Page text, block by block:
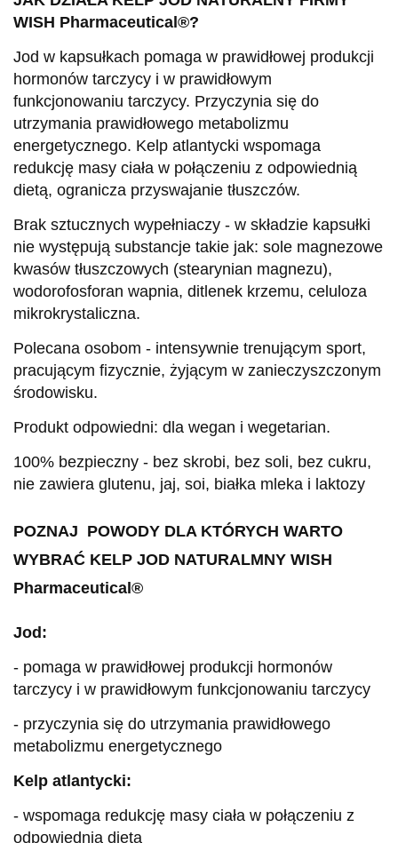
WISH Pharmaceutical®?
Jod w kapsułkach pomaga w prawidłowej produkcji
hormonów tarczycy i w prawidłowym
funkcjonowaniu tarczycy. Przyczynia się do
utrzymania prawidłowego metabolizmu
energetycznego. Kelp atlantycki wspomaga
redukcję masy ciała w połączeniu z odpowiednią
dietą, ogranicza przyswajanie tłuszczów.
Brak sztucznych wypełniaczy - w składzie kapsułki
nie występują substancje takie jak: sole magnezowe
kwasów tłuszczowych (stearynian magnezu),
wodorofosforan wapnia, ditlenek krzemu, celuloza
mikrokrystaliczna.
Polecana osobom - intensywnie trenującym sport,
pracującym fizycznie, żyjącym w zanieczyszczonym
środowisku.
Produkt odpowiedni: dla wegan i wegetarian.
100% bezpieczny - bez skrobi, bez soli, bez cukru,
nie zawiera glutenu, jaj, soi, białka mleka i laktozy
POZNAJ POWODY DLA KTÓRYCH WARTO
WYBRAĆ KELP JOD NATURALMNY WISH
Pharmaceutical®
Jod:
- pomaga w prawidłowej produkcji hormonów
tarczycy i w prawidłowym funkcjonowaniu tarczycy
- przyczynia się do utrzymania prawidłowego
metabolizmu energetycznego
Kelp atlantycki:
- wspomaga redukcję masy ciała w połączeniu z
odpowiednią dietą